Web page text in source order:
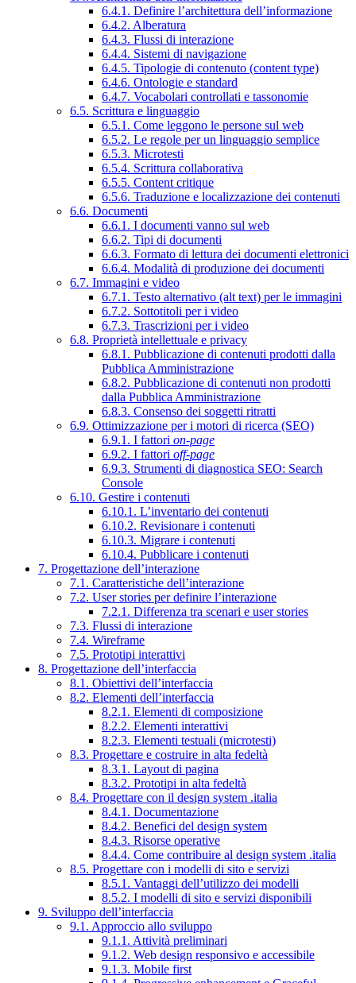
6.4.1. Definire l’architettura dell’informazione
6.4.2. Alberatura
6.4.3. Flussi di interazione
6.4.4. Sistemi di navigazione
6.4.5. Tipologie di contenuto (content type)
6.4.6. Ontologie e standard
6.4.7. Vocabolari controllati e tassonomie
6.5. Scrittura e linguaggio
6.5.1. Come leggono le persone sul web
6.5.2. Le regole per un linguaggio semplice
6.5.3. Microtesti
6.5.4. Scrittura collaborativa
6.5.5. Content critique
6.5.6. Traduzione e localizzazione dei contenuti
6.6. Documenti
6.6.1. I documenti vanno sul web
6.6.2. Tipi di documenti
6.6.3. Formato di lettura dei documenti elettronici
6.6.4. Modalità di produzione dei documenti
6.7. Immagini e video
6.7.1. Testo alternativo (alt text) per le immagini
6.7.2. Sottotitoli per i video
6.7.3. Trascrizioni per i video
6.8. Proprietà intellettuale e privacy
6.8.1. Pubblicazione di contenuti prodotti dalla
Pubblica Amministrazione
6.8.2. Pubblicazione di contenuti non prodotti
dalla Pubblica Amministrazione
6.8.3. Consenso dei soggetti ritratti
6.9. Ottimizzazione per i motori di ricerca (SEO)
6.9.1. I fattori on-page
6.9.2. I fattori off-page
6.9.3. Strumenti di diagnostica SEO: Search
Console
6.10. Gestire i contenuti
6.10.1. L’inventario dei contenuti
6.10.2. Revisionare i contenuti
6.10.3. Migrare i contenuti
6.10.4. Pubblicare i contenuti
7. Progettazione dell’interazione
7.1. Caratteristiche dell’interazione
7.2. User stories per definire l’interazione
7.2.1. Differenza tra scenari e user stories
7.3. Flussi di interazione
7.4. Wireframe
7.5. Prototipi interattivi
8. Progettazione dell’interfaccia
8.1. Obiettivi dell’interfaccia
8.2. Elementi dell’interfaccia
8.2.1. Elementi di composizione
8.2.2. Elementi interattivi
8.2.3. Elementi testuali (microtesti)
8.3. Progettare e costruire in alta fedeltà
8.3.1. Layout di pagina
8.3.2. Prototipi in alta fedeltà
8.4. Progettare con il design system .italia
8.4.1. Documentazione
8.4.2. Benefici del design system
8.4.3. Risorse operative
8.4.4. Come contribuire al design system .italia
8.5. Progettare con i modelli di sito e servizi
8.5.1. Vantaggi dell’utilizzo dei modelli
8.5.2. I modelli di sito e servizi disponibili
9. Sviluppo dell’interfaccia
9.1. Approccio allo sviluppo
9.1.1. Attività preliminari
9.1.2. Web design responsivo e accessibile
9.1.3. Mobile first